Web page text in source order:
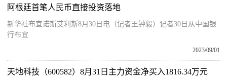
阿根廷首笔人民币直接投资落地
新华社布宜诺斯艾利斯8月30日电（记者王钟毅）记者30日从中国银
行布宜
2023/09/01
天地科技（600582）8月31日主力资金净买入1816.34万元